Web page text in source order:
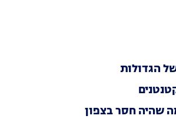
הגדולות
שהיה חסר בצפון